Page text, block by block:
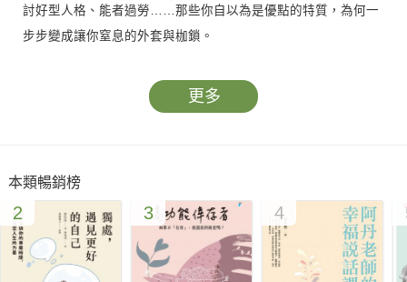
討好型人格、能者過勞……那些你自以為是優點的特質，為何一
步步變成讓你窒息的外套與枷鎖。
書中用大量貼近職場與親密關係的故事，拆解各種常見的心理現
象：總是害怕辜負期待，於是過度負責、過度付出；明明朋友很
裡，被情緒勒索與煤氣燈效應消磨自信。
作者不是要你變成「自私的人」，而是教你看懂人性與自己的心
理機制：如何運用死人原則設定真正做得到的改變、用餃子理論
更多
本類暢銷榜
2 3 4